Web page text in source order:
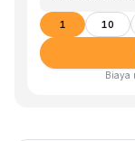
1 10
Biaya